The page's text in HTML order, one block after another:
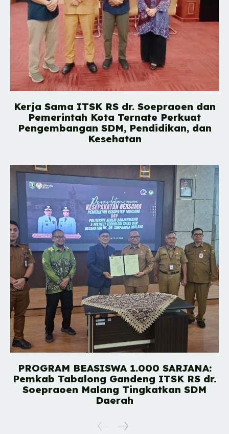
Kerja Sama ITSK RS dr. Soepraoen dan
Pemerintah Kota Ternate Perkuat
Pengembangan SDM, Pendidikan, dan
Kesehatan
PROGRAM BEASISWA 1.000 SARJANA:
Pemkab Tabalong Gandeng ITSK RS dr.
Soepraoen Malang Tingkatkan SDM
Daerah